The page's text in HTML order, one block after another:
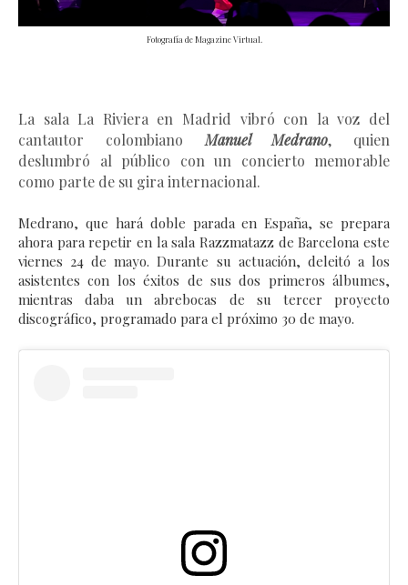
Fotografía de Magazine Virtual.
La sala La Riviera en Madrid vibró con la voz del
cantautor colombiano Manuel Medrano, quien
deslumbró al público con un concierto memorable
como parte de su gira internacional.
Medrano, que hará doble parada en España, se prepara
ahora para repetir en la sala Razzmatazz de Barcelona este
viernes 24 de mayo. Durante su actuación, deleitó a los
asistentes con los éxitos de sus dos primeros álbumes,
mientras daba un abrebocas de su tercer proyecto
discográfico, programado para el próximo 30 de mayo.